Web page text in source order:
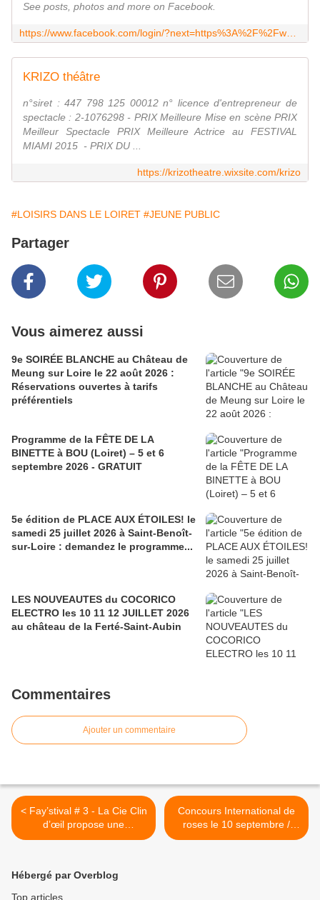
See posts, photos and more on Facebook.
KRIZO théâtre
n°siret : 447 798 125 00012 n° licence d'entrepreneur de
spectacle : 2-1076298 - PRIX Meilleure Mise en scène PRIX
Meilleur Spectacle PRIX Meilleure Actrice au FESTIVAL
MIAMI 2015 ​ - PRIX DU ...
https://krizotheatre.wixsite.com/krizo
#LOISIRS DANS LE LOIRET #JEUNE PUBLIC
Partager
Vous aimerez aussi
9e SOIRÉE BLANCHE au Château de
Meung sur Loire le 22 août 2026 :
Réservations ouvertes à tarifs
préférentiels
Programme de la FÊTE DE LA
BINETTE à BOU (Loiret) – 5 et 6
septembre 2026 - GRATUIT
5e édition de PLACE AUX ÉTOILES! le
samedi 25 juillet 2026 à Saint-Benoît-
sur-Loire : demandez le programme...
LES NOUVEAUTES du COCORICO
ELECTRO les 10 11 12 JUILLET 2026
au château de la Ferté-Saint-Aubin
Commentaires
Ajouter un commentaire
< Fay’stival # 3 - La Cie Clin
d’œil propose une
programmation éclectique à
2021
Concours International de
roses le 10 septembre /
Nuances de roses 11 et 12
Hébergé par Overblog
Top articles